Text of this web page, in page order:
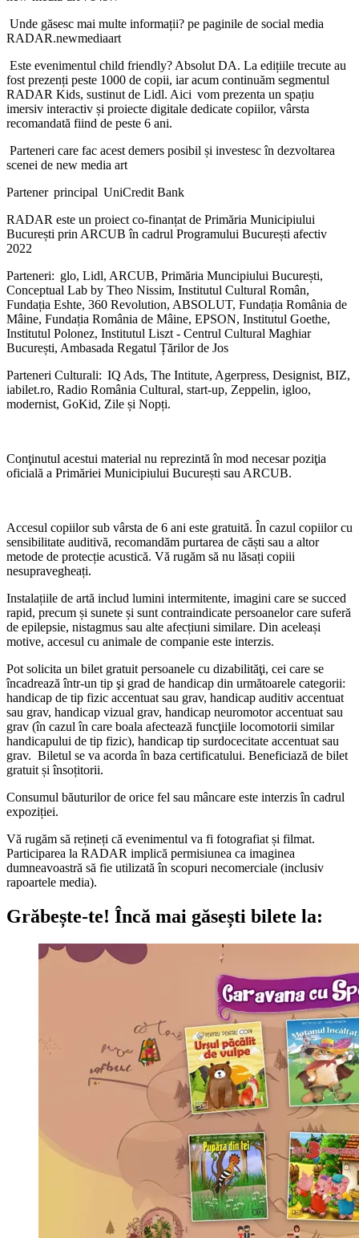
Unde găsesc mai multe informații? pe paginile de social media
RADAR.newmediaart
Este evenimentul child friendly? Absolut DA. La edițiile trecute au
fost prezenți peste 1000 de copii, iar acum continuăm segmentul
RADAR Kids, sustinut de Lidl. Aici vom prezenta un spațiu
imersiv interactiv și proiecte digitale dedicate copiilor, vârsta
recomandată fiind de peste 6 ani.
Parteneri care fac acest demers posibil și investesc în dezvoltarea
scenei de new media art
Partener principal UniCredit Bank
RADAR este un proiect co-finanțat de Primăria Municipiului
București prin ARCUB în cadrul Programului București afectiv
2022
Parteneri: glo, Lidl, ARCUB, Primăria Muncipiului București,
Conceptual Lab by Theo Nissim, Institutul Cultural Român,
Fundația Eshte, 360 Revolution, ABSOLUT, Fundația România de
Mâine, Fundația România de Mâine, EPSON, Institutul Goethe,
Institutul Polonez, Institutul Liszt - Centrul Cultural Maghiar
București, Ambasada Regatul Țărilor de Jos
Parteneri Culturali: IQ Ads, The Intitute, Agerpress, Designist, BIZ,
iabilet.ro, Radio România Cultural, start-up, Zeppelin, igloo,
modernist, GoKid, Zile și Nopți.
Conţinutul acestui material nu reprezintă în mod necesar poziţia
oficială a Primăriei Municipiului București sau ARCUB.
Accesul copiilor sub vârsta de 6 ani este gratuită. În cazul copiilor cu
sensibilitate auditivă, recomandăm purtarea de căști sau a altor
metode de protecție acustică. Vă rugăm să nu lăsați copiii
nesupravegheați.
Instalațiile de artă includ lumini intermitente, imagini care se succed
rapid, precum și sunete și sunt contraindicate persoanelor care suferă
de epilepsie, nistagmus sau alte afecțiuni similare. Din aceleași
motive, accesul cu animale de companie este interzis.
Pot solicita un bilet gratuit persoanele cu dizabilităţi, cei care se
încadrează într-un tip şi grad de handicap din următoarele categorii:
handicap de tip fizic accentuat sau grav, handicap auditiv accentuat
sau grav, handicap vizual grav, handicap neuromotor accentuat sau
grav (în cazul în care boala afectează funcţiile locomotorii similar
handicapului de tip fizic), handicap tip surdocecitate accentuat sau
grav. Biletul se va acorda în baza certificatului. Beneficiază de bilet
gratuit și însoțitorii.
Consumul băuturilor de orice fel sau mâncare este interzis în cadrul
expoziției.
Vă rugăm să rețineți că evenimentul va fi fotografiat și filmat.
Participarea la RADAR implică permisiunea ca imaginea
dumneavoastră să fie utilizată în scopuri necomerciale (inclusiv
rapoartele media).
Grăbește-te! Încă mai găsești bilete la: